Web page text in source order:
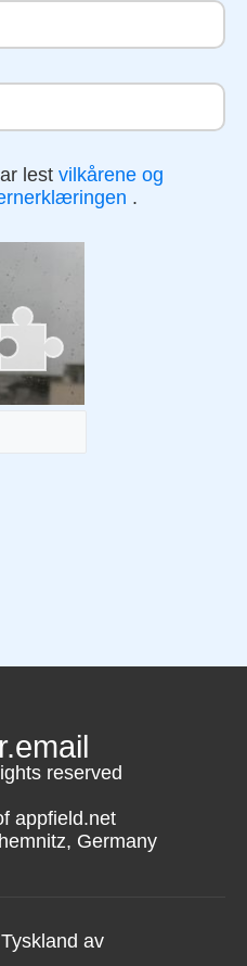
lest vilkårene og
.
reserved
appfield.net
Germany
av